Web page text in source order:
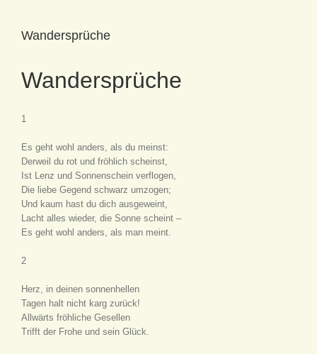
Wandersprüche
Wandersprüche
1
Es geht wohl anders, als du meinst:
Derweil du rot und fröhlich scheinst,
Ist Lenz und Sonnenschein verflogen,
Die liebe Gegend schwarz umzogen;
Und kaum hast du dich ausgeweint,
Lacht alles wieder, die Sonne scheint –
Es geht wohl anders, als man meint.
2
Herz, in deinen sonnenhellen
Tagen halt nicht karg zurück!
Allwärts fröhliche Gesellen
Trifft der Frohe und sein Glück.